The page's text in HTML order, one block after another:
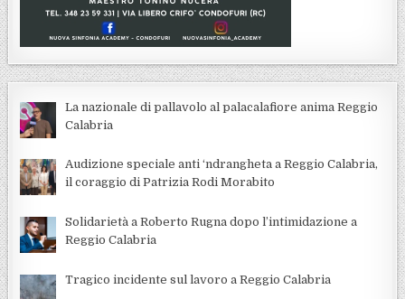
La nazionale di pallavolo al palacalafiore anima Reggio
Calabria
Audizione speciale anti ‘ndrangheta a Reggio Calabria,
il coraggio di Patrizia Rodi Morabito
Solidarietà a Roberto Rugna dopo l’intimidazione a
Reggio Calabria
Tragico incidente sul lavoro a Reggio Calabria